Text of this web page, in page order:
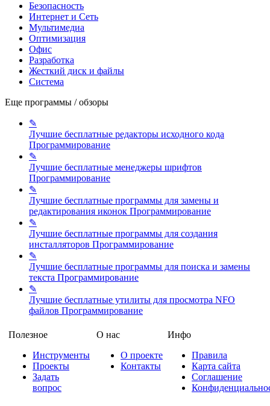
Безопасность
Интернет и Сеть
Мультимедиа
Оптимизация
Офис
Разработка
Жесткий диск и файлы
Система
Еще программы / обзоры
✎
Лучшие бесплатные редакторы исходного кода
Программирование
✎
Лучшие бесплатные менеджеры шрифтов
Программирование
✎
Лучшие бесплатные программы для замены и
редактирования иконок Программирование
✎
Лучшие бесплатные программы для создания
инсталляторов Программирование
✎
Лучшие бесплатные программы для поиска и замены
текста Программирование
✎
Лучшие бесплатные утилиты для просмотра NFO
файлов Программирование
Полезное
Инструменты
Проекты
Задать
вопрос
О нас
О проекте
Контакты
Инфо
Правила
Карта сайта
Соглашение